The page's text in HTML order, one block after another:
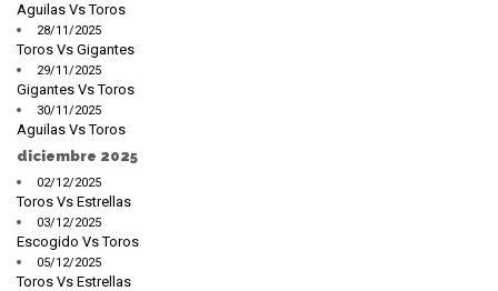
Aguilas Vs Toros
28/11/2025
Toros Vs Gigantes
29/11/2025
Gigantes Vs Toros
30/11/2025
Aguilas Vs Toros
diciembre 2025
02/12/2025
Toros Vs Estrellas
03/12/2025
Escogido Vs Toros
05/12/2025
Toros Vs Estrellas